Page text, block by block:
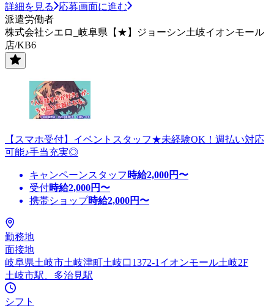
詳細を見る
応募画面に進む
派遣労働者
株式会社シエロ_岐阜県【★】ジョーシン土岐イオンモール
店/KB6
【スマホ受付】イベントスタッフ★未経験OK！週払い対応
可能♪手当充実◎
キャンペーンスタッフ 時給2,000円〜
受付時給2,000円〜
携帯ショップ時給2,000円〜
勤務地
面接地
岐阜県土岐市土岐津町土岐口1372-1イオンモール土岐2F
土岐市駅、多治見駅
シフト